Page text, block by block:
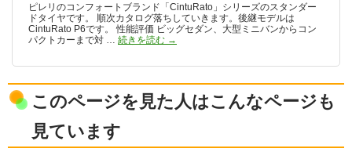
ピレリのコンフォートブランド「CintuRato」シリーズのスタンダー
ドタイヤです。 順次カタログ落ちしていきます。後継モデルは
CintuRato P6です。 性能評価 ビッグセダン、大型ミニバンからコン
パクトカーまで対 … 続きを読む 【型落ち】CintuRato P1 / VERDE
→
このページを見た人はこんなページも
見ています